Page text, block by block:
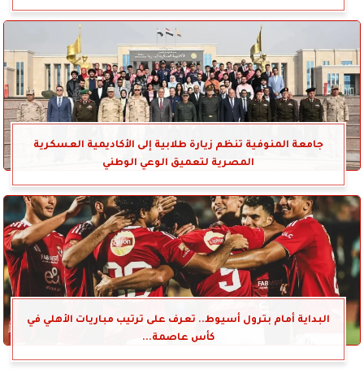
جامعة المنوفية تنظم زيارة طلابية إلى الأكاديمية العسكرية
المصرية لتعميق الوعي الوطني
البداية أمام بترول أسيوط.. تعرف على ترتيب مباريات الأهلي في
كأس عاصمة...